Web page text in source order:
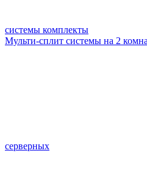
системы комплекты
Мульти-сплит системы на 2
серверных